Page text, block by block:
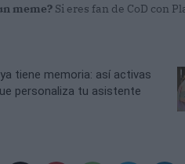
meme? Si eres fan de CoD con
tiene memoria: así activas
personaliza tu asistente